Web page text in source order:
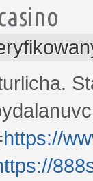
https://